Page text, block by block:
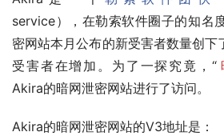
service），在勒索软件圈子的知名
密网站本月公布的新受害者数量创下
受害者在增加。为了一探究竟，“
Akira的暗网泄密网站进行了访问。
Akira的暗网泄密网站的V3地址是：